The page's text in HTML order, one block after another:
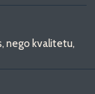
nego kvalitetu,